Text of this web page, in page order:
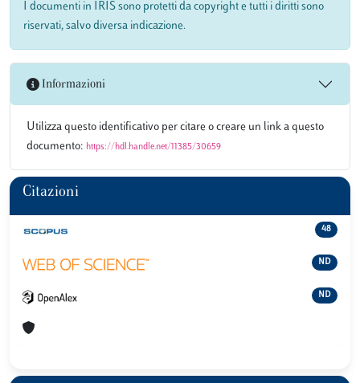
I documenti in IRIS sono protetti da copyright e tutti i diritti sono
riservati, salvo diversa indicazione.
Informazioni
Utilizza questo identificativo per citare o creare un link a questo
documento: https://hdl.handle.net/11385/30659
Citazioni
48
ND
ND